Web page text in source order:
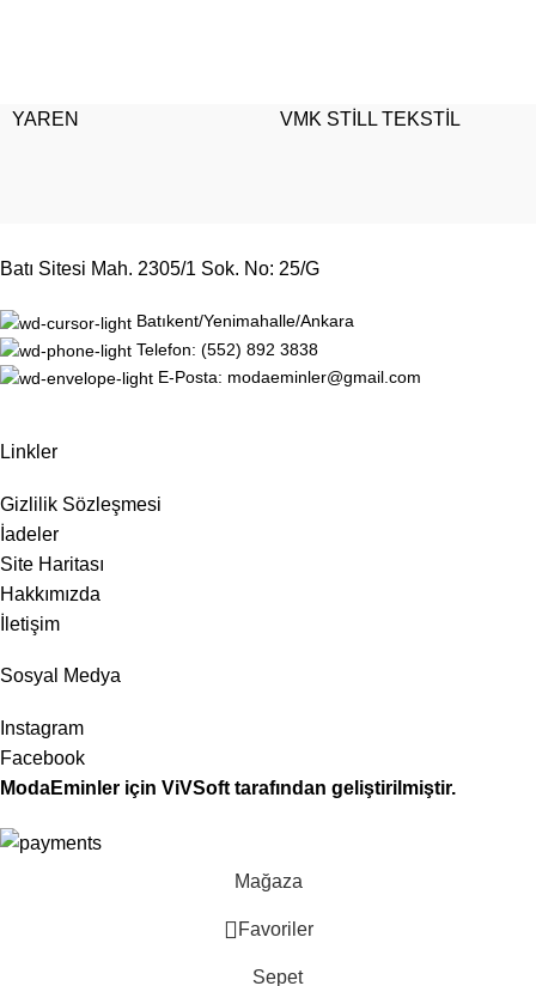
YAREN VMK STİLL TEKSTİL
Batı Sitesi Mah. 2305/1 Sok. No: 25/G
Batıkent/Yenimahalle/Ankara
Telefon: (552) 892 3838
E-Posta: modaeminler@gmail.com
Linkler
Gizlilik Sözleşmesi
İadeler
Site Haritası
Hakkımızda
İletişim
Sosyal Medya
Instagram
Facebook
ModaEminler için ViVSoft tarafından geliştirilmiştir.
Mağaza
Favoriler
Sepet